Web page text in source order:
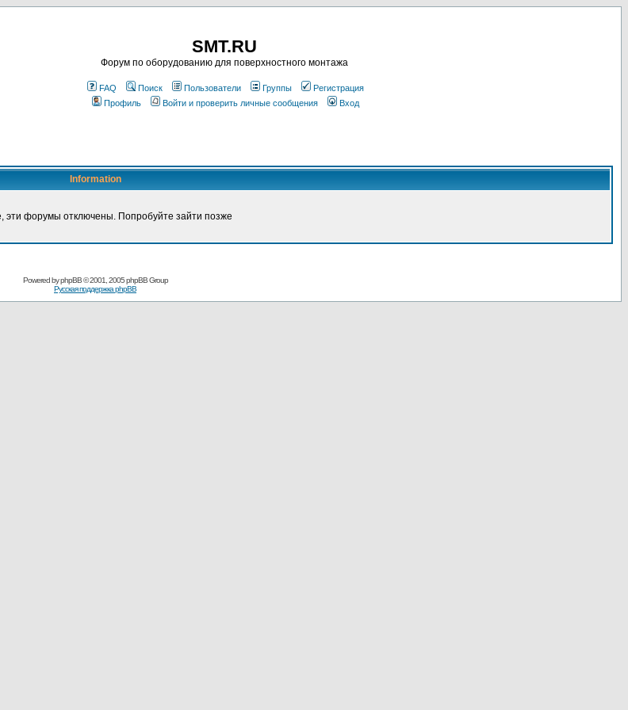
SMT.RU
Форум по оборудованию для поверхностного монтажа
FAQ Поиск Пользователи Группы
Регистрация
Профиль
Войти и проверить личные сообщения Вход
Information
эти форумы отключены. Попробуйте зайти позже
Powered byphpBB© 2001, 2005 phpBB Group
Русская поддержка phpBB